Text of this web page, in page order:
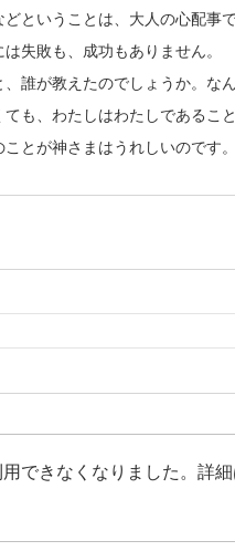
ということは、大人の心配事
失敗も、成功もありません。
誰が教えたのでしょうか。な
も、わたしはわたしであるこ
とが神さまはうれしいのです
できなくなりました。詳